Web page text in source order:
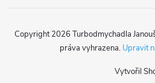
Vytvořil
Copyright 2026 Turbodmychadla
práva vyhrazena. Upravit